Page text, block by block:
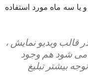
یا سه ماه مورد استفاده
قالب ویدیو نمایش ،
می شود هم وجود
بیشتر تبلیغ